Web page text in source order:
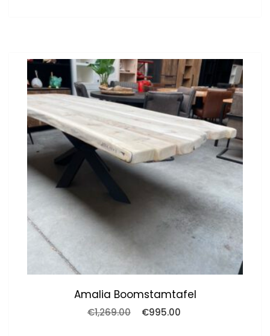
Amalia Boomstamtafel
€1,269.00
Oorspronkelijke
€995.00